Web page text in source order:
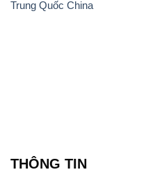
Trung Quốc China
THÔNG TIN